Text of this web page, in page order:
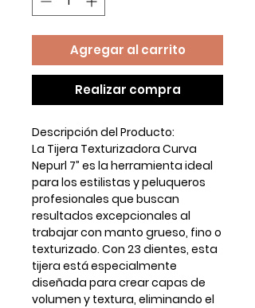
Agregar al carrito
Realizar compra
Descripción del Producto:
La Tijera Texturizadora Curva
Nepurl 7” es la herramienta ideal
para los estilistas y peluqueros
profesionales que buscan
resultados excepcionales al
trabajar con manto grueso, fino o
texturizado. Con 23 dientes, esta
tijera está especialmente
diseñada para crear capas de
volumen y textura, eliminando el